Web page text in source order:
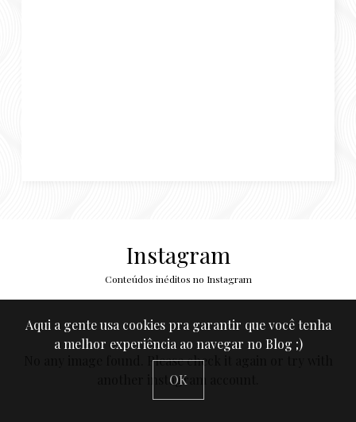
Instagram
Conteúdos inéditos no Instagram
No any image found. Please check it again or try with
another instagram account.
Aqui a gente usa cookies pra garantir que você tenha
a melhor experiência ao navegar no Blog ;)
OK